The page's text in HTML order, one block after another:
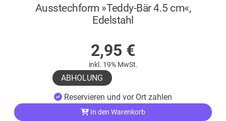
Ausstechform »Teddy-Bär 4.5 cm«,
Edelstahl
2,95 €
inkl. 19% MwSt.
ABHOLUNG
Reservieren und vor Ort zahlen
In den Warenkorb